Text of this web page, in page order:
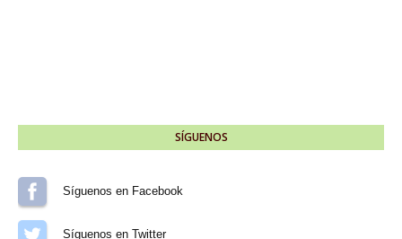
SÍGUENOS
Síguenos en Facebook
Síguenos en Twitter